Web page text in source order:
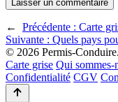
← Précédente : Carte
Suivante : Quels pays
© 2026 Permis-
Carte grise Qui sommes-
Confidentialité CGV